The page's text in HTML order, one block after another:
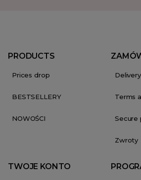
PRODUCTS
Prices drop
BESTSELLERY
NOWOŚCI
Delivery
Terms
Secure
Zwroty
TWOJE KONTO